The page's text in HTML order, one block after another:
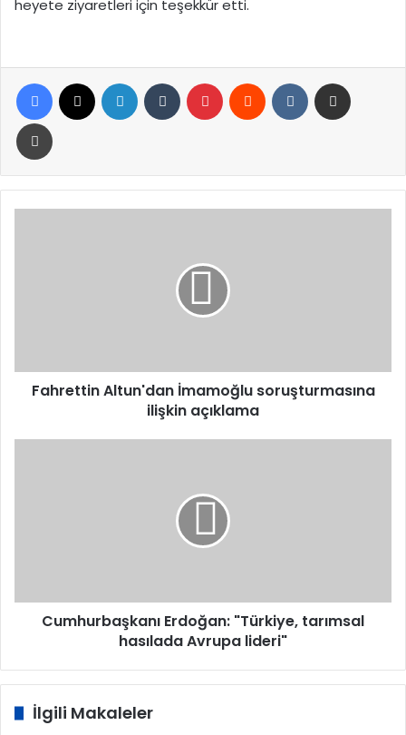
heyete ziyaretleri için teşekkür etti.
Facebook LinkedIn Tumblr Pinterest Reddit VKontakte
Yazdır
Fahrettin Altun'dan İmamoğlu soruşturmasına
ilişkin açıklama
Cumhurbaşkanı Erdoğan: "Türkiye, tarımsal
hasılada Avrupa lideri"
İlgili Makaleler